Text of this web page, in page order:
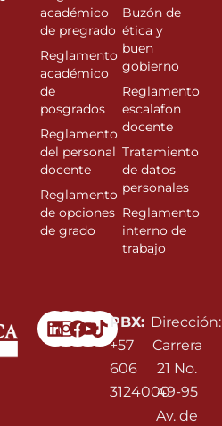
Linkedin
Instagram
Facebook
Youtube
PBX:
+57
606
3124000
Dirección:
Carrera
21 No.
49-95
Av. de
académico
de pregrado
Reglamento
académico
de
posgrados
Reglamento
del personal
docente
Reglamento
de opciones
de grado
Buzón de
ética y
buen
gobierno
Reglamento
escalafon
docente
Tratamiento
de datos
personales
Reglamento
interno de
trabajo